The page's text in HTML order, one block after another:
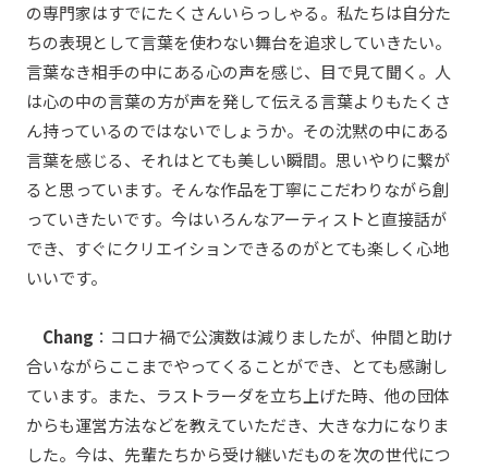
の専門家はすでにたくさんいらっしゃる。私たちは自分た
ちの表現として言葉を使わない舞台を追求していきたい。
言葉なき相手の中にある心の声を感じ、目で見て聞く。人
は心の中の言葉の方が声を発して伝える言葉よりもたくさ
ん持っているのではないでしょうか。その沈黙の中にある
言葉を感じる、それはとても美しい瞬間。思いやりに繋が
ると思っています。そんな作品を丁寧にこだわりながら創
っていきたいです。今はいろんなアーティストと直接話が
でき、すぐにクリエイションできるのがとても楽しく心地
いいです。
Chang ：コロナ禍で公演数は減りましたが、仲間と助け
合いながらここまでやってくることができ、とても感謝し
ています。また、ラストラーダを立ち上げた時、他の団体
からも運営方法などを教えていただき、大きな力になりま
した。今は、先輩たちから受け継いだものを次の世代につ